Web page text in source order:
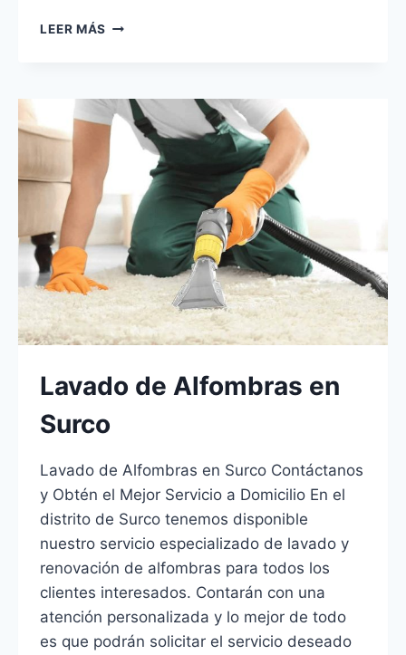
LEER MÁS LAVADO
SURQUILLO
Lavado de Alfombras en
Surco
Lavado de Alfombras en Surco Contáctanos
y Obtén el Mejor Servicio a Domicilio En el
distrito de Surco tenemos disponible
nuestro servicio especializado de lavado y
renovación de alfombras para todos los
clientes interesados. Contarán con una
atención personalizada y lo mejor de todo
es que podrán solicitar el servicio deseado